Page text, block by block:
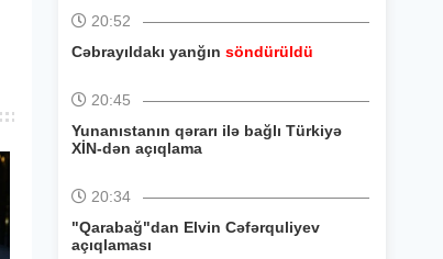
20:52
Cəbrayıldakı yanğın söndürüldü
20:45
Yunanıstanın qərarı ilə bağlı Türkiyə
XİN-dən açıqlama
20:34
"Qarabağ"dan Elvin Cəfərquliyev
açıqlaması